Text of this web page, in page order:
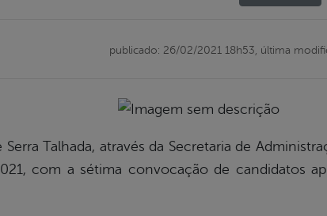
publicado: 26/02/2021 18h53, última
Serra Talhada, através da Secretaria de
com a sétima convocação de candidatos